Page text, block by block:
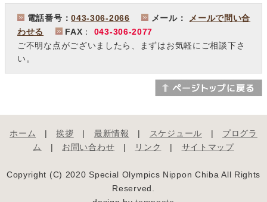
電話番号：043-306-2066 メール：
メールで問い合
わせる
FAX ： 043-306-2077
ご不明な点がございましたら、まずはお気軽にご相談下さ
い。
ホーム |挨拶 | 最新情報 | スケジュール | プログラ
ム
| お問い合わせ | リンク | サイトマップ
Copyright (C) 2020 Special Olympics Nippon Chiba All Rights
Reserved.